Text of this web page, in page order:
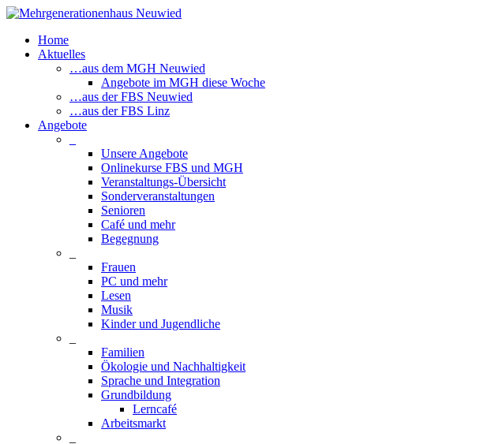
Home
Aktuelles
…aus dem MGH Neuwied
Angebote im MGH diese Woche
…aus der FBS Neuwied
…aus der FBS Linz
Angebote
Unsere Angebote
Onlinekurse FBS und MGH
Veranstaltungs-Übersicht
Sonderveranstaltungen
Senioren
Café und mehr
Begegnung
Frauen
PC und mehr
Lesen
Musik
Kinder und Jugendliche
Familien
Ökologie und Nachhaltigkeit
Sprache und Integration
Grundbildung
Lerncafé
Arbeitsmarkt